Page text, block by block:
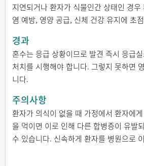
지연되거나 환자가 식물인간 상태인 경
염 예방, 영양 공급, 신체 건강 유지에 초
경과
혼수는 응급 상황이므로 발견 즉시 응급
처치를 시행해야 합니다. 그렇지 못하면
니다.
주의사항
환자가 의식이 없을 때 가정에서 환자에
을 먹이면 이로 인해 다른 합병증이 유발
수 있습니다. 신속하게 환자를 병원으로